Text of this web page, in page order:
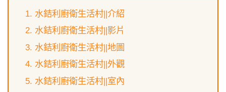
水銡利廚衛生活村||介紹
水銡利廚衛生活村||影片
水銡利廚衛生活村||地圖
水銡利廚衛生活村||外觀
水銡利廚衛生活村||室內